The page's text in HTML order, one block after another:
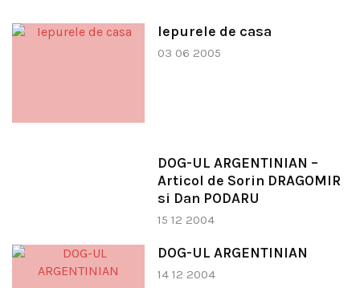
Iepurele de casa
03 06 2005
DOG-UL ARGENTINIAN –
Articol de Sorin DRAGOMIR
si Dan PODARU
15 12 2004
DOG-UL ARGENTINIAN
14 12 2004